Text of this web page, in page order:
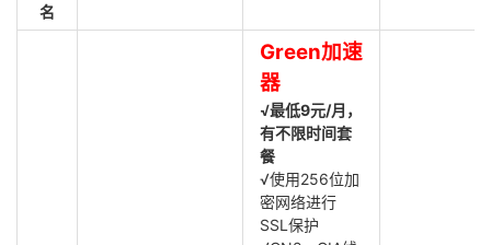
名
Green加速
器
√最低9元/月，
有不限时间套
餐
√使用256位加
密网络进行
SSL保护